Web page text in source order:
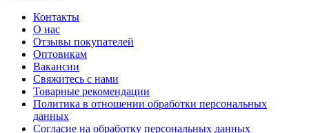
Контакты
О нас
Отзывы покупателей
Оптовикам
Вакансии
Свяжитесь с нами
Товарные рекомендации
Политика в отношении обработки персональных
данных
Согласие на обработку персональных данных